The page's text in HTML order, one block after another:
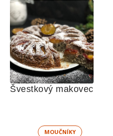
Švestkový makovec
MOUČNÍKY